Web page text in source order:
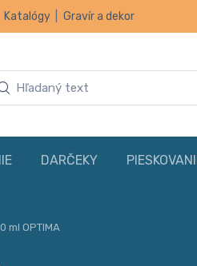
Katalógy Gravír a dekor
DARČEKY
ml OPTIMA